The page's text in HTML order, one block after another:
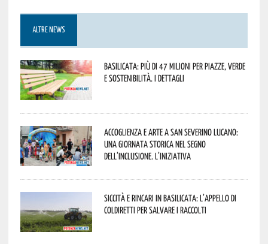
ALTRE NEWS
Basilicata: più di 47 milioni per piazze, verde
e sostenibilità. I dettagli
Accoglienza e arte a San Severino Lucano:
una giornata storica nel segno
dell’inclusione. L’iniziativa
Siccità e rincari in Basilicata: l’appello di
Coldiretti per salvare i raccolti